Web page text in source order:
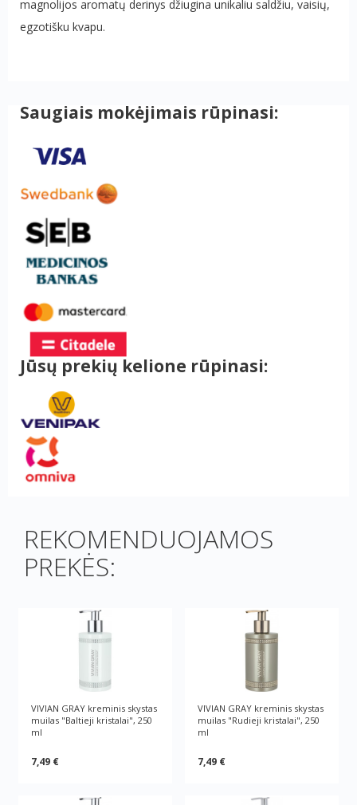
magnolijos aromatų derinys džiugina unikaliu saldžiu, vaisių,
egzotišku kvapu.
Saugiais mokėjimais rūpinasi:
Jūsų prekių kelione rūpinasi:
REKOMENDUOJAMOS
PREKĖS:
VIVIAN GRAY kreminis skystas
muilas "Baltieji kristalai", 250
ml
7,49 €
VIVIAN GRAY kreminis skystas
muilas "Rudieji kristalai", 250
ml
7,49 €